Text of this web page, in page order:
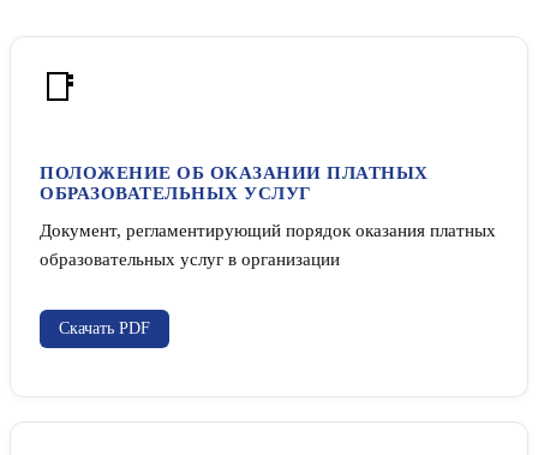
📑
ПОЛОЖЕНИЕ ОБ ОКАЗАНИИ ПЛАТНЫХ
ОБРАЗОВАТЕЛЬНЫХ УСЛУГ
Документ, регламентирующий порядок оказания платных
образовательных услуг в организации
Скачать PDF